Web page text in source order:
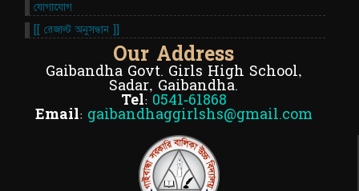
Our Address
Gaibandha Govt. Girls High School,
Sadar, Gaibandha.
Tel: 0541-61868
Email: gaibandhaggirlshs@gmail.com
যোগাযোগ
[[ রেজাল্ট অনুসন্ধান ]]